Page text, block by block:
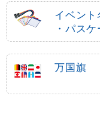
イベント
・パスケ
・ネーム
ダー
万国旗